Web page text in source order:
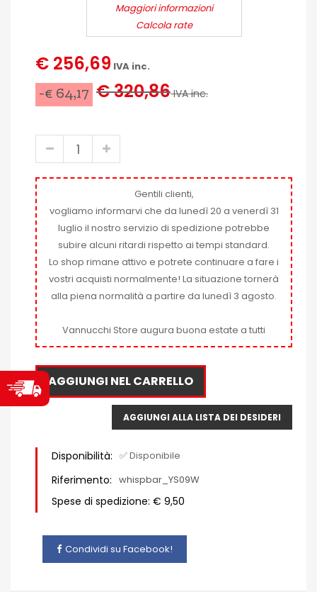
Maggiori informazioni
Calcola rate
€ 256,69 IVA inc.
-€ 64,17 € 320,86IVA inc.
Gentili clienti,
vogliamo informarvi che da lunedì 20 a venerdì 31
luglio il nostro servizio di spedizione potrebbe
subire alcuni ritardi rispetto ai tempi standard.
Lo shop rimane attivo e potrete continuare a fare i
vostri acquisti normalmente! La situazione tornerà
alla piena normalità a partire da lunedì 3 agosto.
Vannucchi Store augura buona estate a tutti
AGGIUNGI NEL CARRELLO
AGGIUNGI ALLA LISTA DEI DESIDERI
Disponibilità: ✅ Disponibile
Riferimento: whispbar_YS09W
Spese di spedizione: € 9,50
Condividi su Facebook!